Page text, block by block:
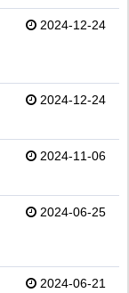
2024-12-24
2024-12-24
2024-11-06
2024-06-25
2024-06-21